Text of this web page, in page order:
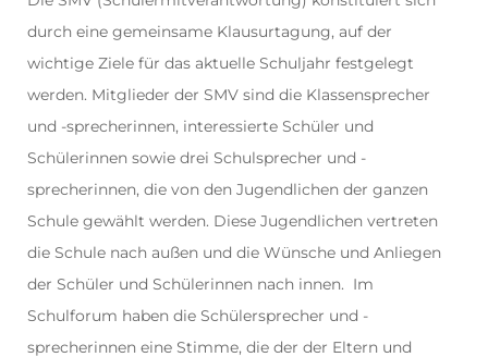
durch eine gemeinsame Klausurtagung, auf der
wichtige Ziele für das aktuelle Schuljahr festgelegt
werden. Mitglieder der SMV sind die Klassensprecher
und -sprecherinnen, interessierte Schüler und
Schülerinnen sowie drei Schulsprecher und -
sprecherinnen, die von den Jugendlichen der ganzen
Schule gewählt werden. Diese Jugendlichen vertreten
die Schule nach außen und die Wünsche und Anliegen
der Schüler und Schülerinnen nach innen. Im
Schulforum haben die Schülersprecher und -
sprecherinnen eine Stimme, die der der Eltern und